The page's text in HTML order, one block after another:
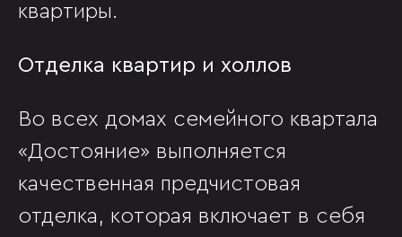
квартиры.
Отделка квартир и холлов
Во всех домах семейного квартала
«Достояние» выполняется
качественная предчистовая
отделка, которая включает в себя